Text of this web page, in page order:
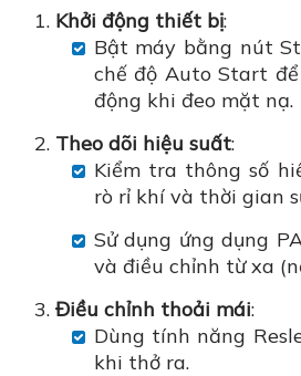
Khởi động thiết bị:
Bật máy bằng nút
chế độ Auto Start
động khi đeo mặt nạ.
Theo dõi hiệu suất:
Kiểm tra thông số
rò rỉ khí và thời gian
Sử dụng ứng dụng
và điều chỉnh từ xa
Điều chỉnh thoải mái:
Dùng tính năng
khi thở ra.